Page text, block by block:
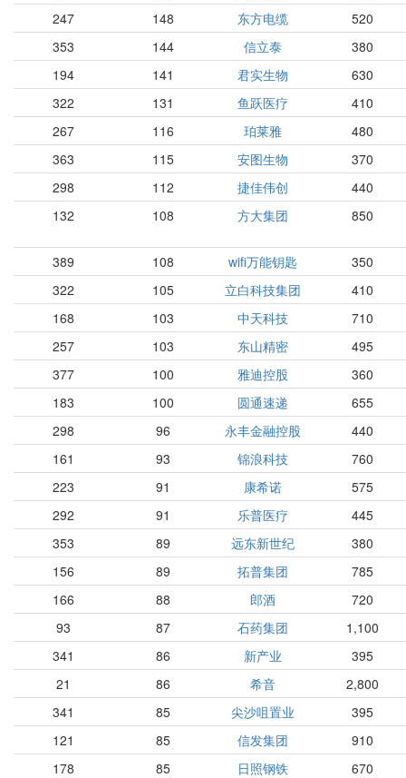
247
148 东方电缆
520
353
144 信立泰
380
194
141 君实生物
630
322
131 鱼跃医疗
410
267
116 珀莱雅
480
363
115 安图生物
370
298
112 捷佳伟创
440
132
108 方大集团 850
389 108 wifi万能钥匙
350
322
105 立白科技集团
410
168
103 中天科技
710
257
103 东山精密
495
377
100 雅迪控股
360
183
100 圆通速递
655
298
96 永丰金融控股
440
161
93 锦浪科技
760
223
91 康希诺
575
292
91 乐普医疗
445
353
89 远东新世纪
380
156
89 拓普集团
785
166
88 郎酒
720
93
87 石药集团
1,100
341
86 新产业
395
21
86 希音
2,800
341
85 尖沙咀置业
395
121
85 信发集团
910
178
85 日照钢铁
670